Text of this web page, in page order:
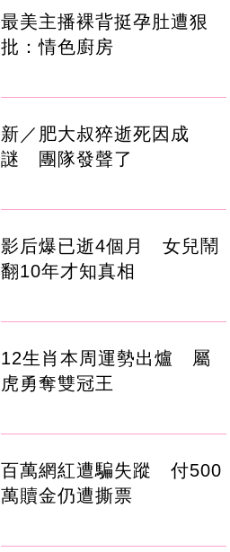
最美主播裸背挺孕肚遭狠
批：情色廚房
新／肥大叔猝逝死因成
謎 團隊發聲了
影后爆已逝4個月 女兒鬧
翻10年才知真相
12生肖本周運勢出爐 屬
虎勇奪雙冠王
百萬網紅遭騙失蹤 付500
萬贖金仍遭撕票